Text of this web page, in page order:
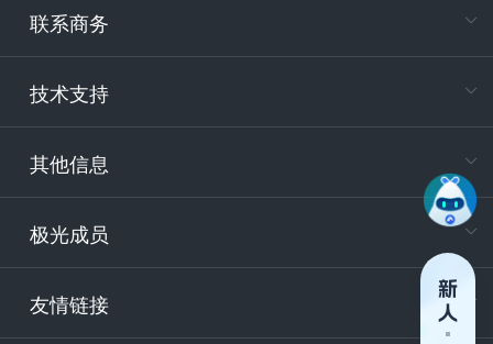
联系商务
技术支持
其他信息
极光成员
友情链接
电
400-
技
安